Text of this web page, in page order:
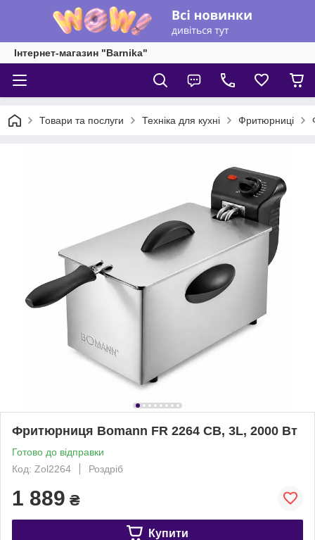
Інтернет-магазин "Barnika"
Товари та послуги Техніка для кухні Фритюрниці
Фритюрниця Bomann FR 2264 CB, 3L, 2000 Вт
Готово до відправки
Код: Zol2264
Роздріб
1 889 ₴
Купити